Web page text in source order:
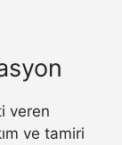
veren
ve tamiri